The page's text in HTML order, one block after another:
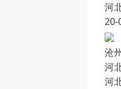
河
20-
沧
河
河